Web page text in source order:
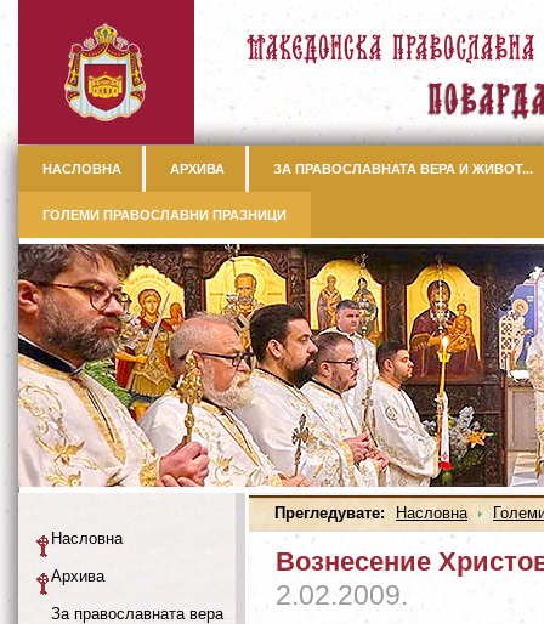
НАСЛОВНА АРХИВА ЗА ПРАВОСЛАВНАТА ВЕРА И ЖИВОТ...
ГОЛЕМИ ПРАВОСЛАВНИ ПРАЗНИЦИ
Прегледувате: Насловна
Вознесение
2.02.2009.
Насловна
Архива
За православната вера